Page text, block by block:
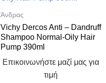
Άνδρας
Vichy Dercos Anti – Dandruff
Shampoo Normal-Oily Hair
Pump 390ml
Επικοινωνήστε μαζί μας για
τιμή